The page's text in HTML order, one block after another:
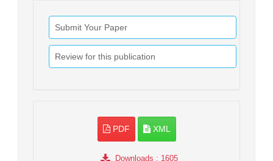
Submit Your Paper
Review for this publication
PDF XML
Downloads : 1605